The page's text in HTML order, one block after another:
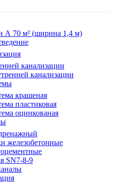
канализации
канализации
крашеная
пластиковая
оцинкованая
железобетонные
SN7-8-9